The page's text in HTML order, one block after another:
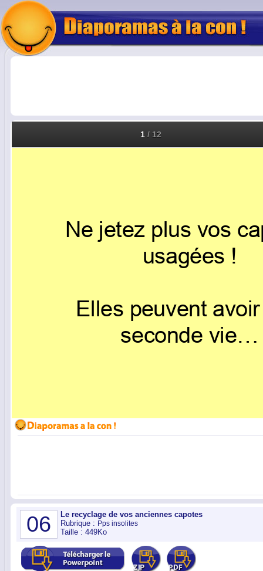
06
Le recyclage de vos anciennes capotes
Rubrique : Pps insolites
Taille : 449Ko